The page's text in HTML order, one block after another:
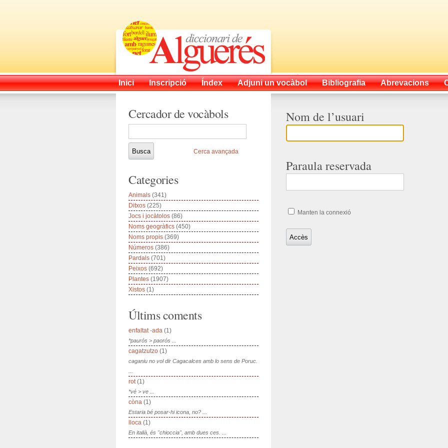
Inici Inscripció Índex Adjuni un vocàbol Bibliografia Abrevacions
Nom de l’usuari
Paraula reservada
Manten la connexió
Cercador de vocàbols
Cerca avançada
Categories
Animals (341)
Ditxos (225)
Jocs i jocàtolos (86)
Noms geogràfics (450)
Noms propis (369)
Números (386)
Pardals (701)
Peixos (692)
Plantes (1907)
Xistos (1)
Últims coments
enfaltat -ada (1)
*paurós > paorós ...
cagatzutzo (1)
caganiu no vol dir Cagacalces amb lo sens de Poruc.
rot(1)
*vé > ve ...
còna (1)
Estaria bé posar-hi icona, no? ...
lloca (1)
En italià, és "chioccia", amb dues ces. ...